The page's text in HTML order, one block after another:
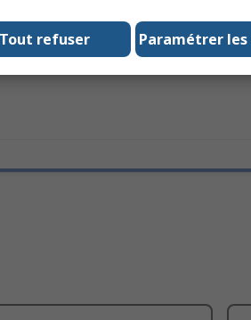
Oui
No
Paramétrer les
Tout refuser